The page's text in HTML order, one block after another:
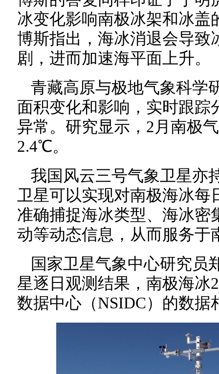
冰变化影响南极冰架和冰盖
博斯指出，海冰消退会导致
剧，进而加速海平面上升。
青藏高原与极地气象科学
面积变化和影响，实时跟踪
异常。研究显示，2月南极
2.4℃。
我国风云三号气象卫星亦
卫星可以实现对南极海冰每
准确捕捉海冰类型、海冰密
动等动态信息，从而服务于
国家卫星气象中心研究员
星逐日观测结果，南极海冰
数据中心（NSIDC）的数据